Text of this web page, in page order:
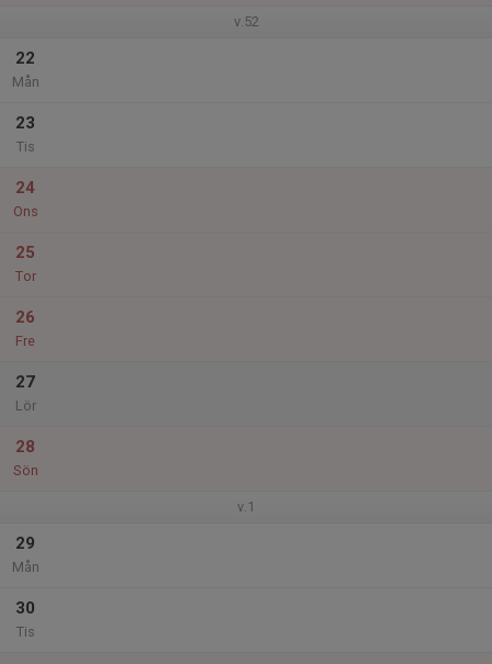
v.52
22
Mån
23
Tis
24
Ons
25
Tor
26
Fre
27
Lör
28
Sön
v.1
29
Mån
30
Tis